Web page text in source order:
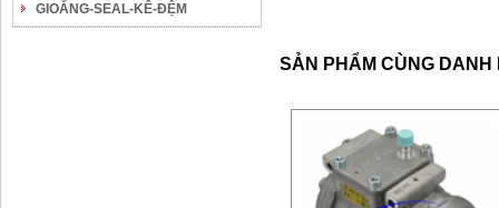
GIOĂNG-SEAL-KÊ-ĐỆM
SẢN PHẨM CÙNG